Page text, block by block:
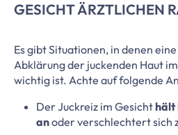
GESICHT ÄRZTLICHEN
Es gibt Situationen, in denen
Abklärung der juckenden Haut
wichtig ist. Achte auf folgende
Der Juckreiz im Gesichthält
anoder verschlechtert sich